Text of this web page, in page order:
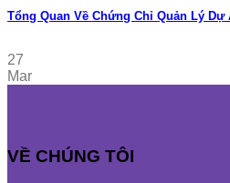
Tổng Quan Về Chứng Chỉ Quản Lý Dự
27
Mar
VỀ CHÚNG TÔI